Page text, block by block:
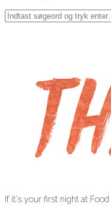
If it's your first night at